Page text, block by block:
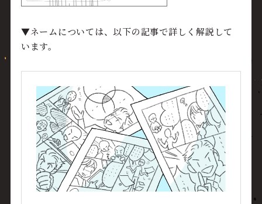
▼ネームについては、以下の記事で詳しく解説して
います。